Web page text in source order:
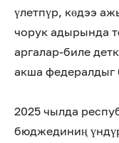
үлетпүр, көдээ
чорук адырында
аргалар-биле
акша федералдыг
2025 чылда
бюджединиң